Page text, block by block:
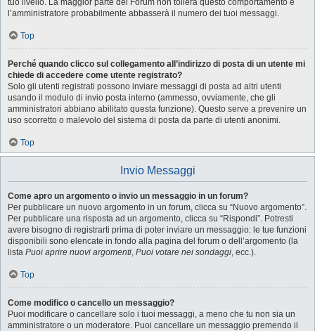
tuo livello. La maggior parte dei Forum non tollera questo comportamento e
l’amministratore probabilmente abbasserà il numero dei tuoi messaggi.
Top
Perché quando clicco sul collegamento all’indirizzo di posta di un utente mi
chiede di accedere come utente registrato?
Solo gli utenti registrati possono inviare messaggi di posta ad altri utenti
usando il modulo di invio posta interno (ammesso, ovviamente, che gli
amministratori abbiano abilitato questa funzione). Questo serve a prevenire un
uso scorretto o malevolo del sistema di posta da parte di utenti anonimi.
Top
Invio Messaggi
Come apro un argomento o invio un messaggio in un forum?
Per pubblicare un nuovo argomento in un forum, clicca su “Nuovo argomento”.
Per pubblicare una risposta ad un argomento, clicca su “Rispondi”. Potresti
avere bisogno di registrarti prima di poter inviare un messaggio: le tue funzioni
disponibili sono elencate in fondo alla pagina del forum o dell’argomento (la
lista Puoi aprire nuovi argomenti, Puoi votare nei sondaggi, ecc.).
Top
Come modifico o cancello un messaggio?
Puoi modificare o cancellare solo i tuoi messaggi, a meno che tu non sia un
amministratore o un moderatore. Puoi cancellare un messaggio premendo il